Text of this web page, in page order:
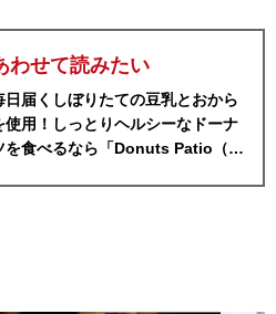
わせて読みたい
日届くしぼりたての豆乳とおから
使用！しっとりヘルシーなドーナ
を食べるなら「Donuts Patio（ド